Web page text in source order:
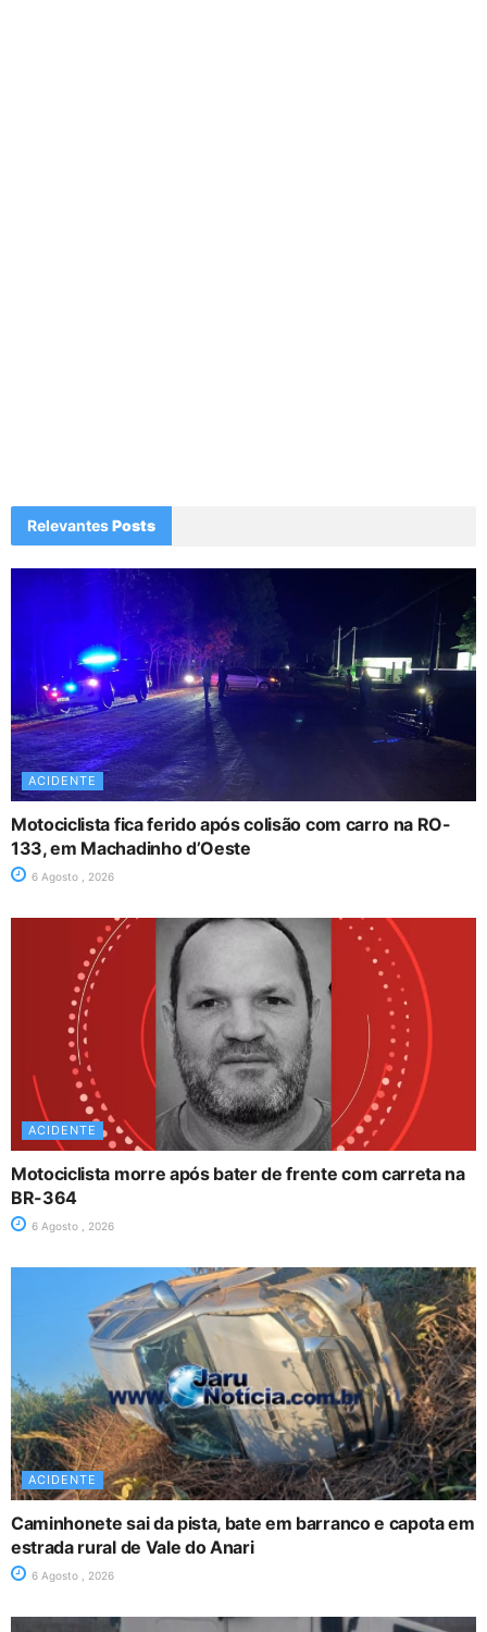
RelevantesPosts
ACIDENTE
Motociclista fica ferido após colisão com carro na RO-
133, em Machadinho d’Oeste
6 Agosto , 2026
ACIDENTE
Motociclista morre após bater de frente com carreta na
BR-364
6 Agosto , 2026
ACIDENTE
Caminhonete sai da pista, bate em barranco e capota em
estrada rural de Vale do Anari
6 Agosto , 2026